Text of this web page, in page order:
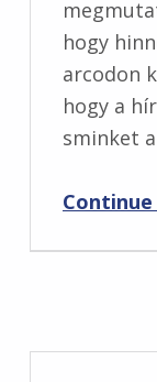
hogy
arcodon
hogy a
sminket